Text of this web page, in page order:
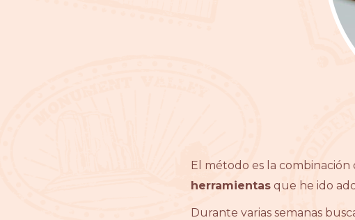
El método es la combinación
herramientas que he ido
Durante varias semanas